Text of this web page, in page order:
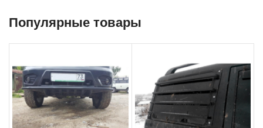
Популярные товары